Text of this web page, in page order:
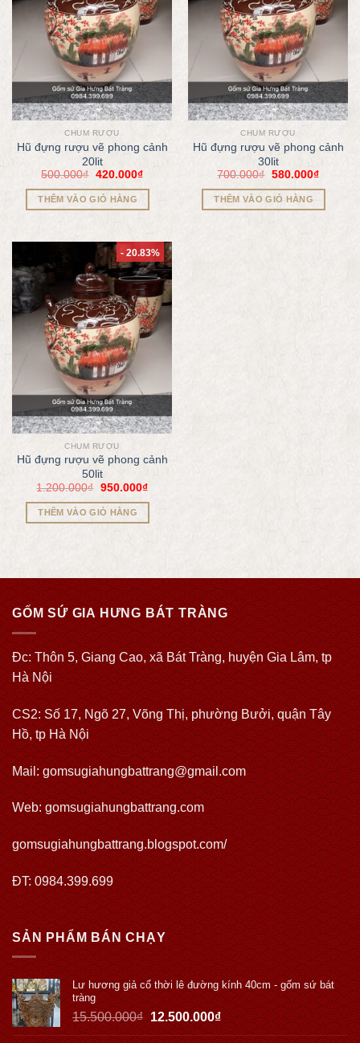
CHUM RƯỢU
Hũ đựng rượu vẽ phong cảnh
20lit
500.000₫ 420.000₫
THÊM VÀO GIỎ HÀNG
CHUM RƯỢU
Hũ đựng rượu vẽ phong cảnh
30lit
700.000₫ 580.000₫
THÊM VÀO GIỎ HÀNG
- 20.83%
CHUM RƯỢU
Hũ đựng rượu vẽ phong cảnh
50lit
1.200.000₫ 950.000₫
THÊM VÀO GIỎ HÀNG
GỐM SỨ GIA HƯNG BÁT TRÀNG
Đc: Thôn 5, Giang Cao, xã Bát Tràng, huyện Gia Lâm, tp
Hà Nội
CS2: Số 17, Ngõ 27, Võng Thị, phường Bưởi, quận Tây
Hồ, tp Hà Nội
Mail: gomsugiahungbattrang@gmail.com
Web:gomsugiahungbattrang.com
gomsugiahungbattrang.blogspot.com/
ĐT: 0984.399.699
SẢN PHẨM BÁN CHẠY
Lư hương giả cổ thời lê đường kính 40cm - gốm sứ bát
tràng
15.500.000₫ 12.500.000₫